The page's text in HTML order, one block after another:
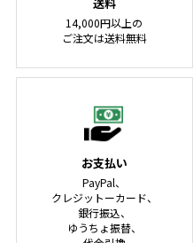
14,000円以上の
ご注文は送料無料
お支払い
PayPal、
クレジットーカード、
銀行振込、
ゆうちょ振替、